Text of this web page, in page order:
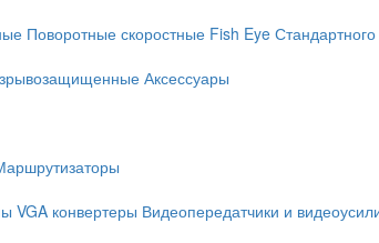
Поворотные скоростные Fish Eye
Аксессуары
VGA конвертеры Видеопередатчики и